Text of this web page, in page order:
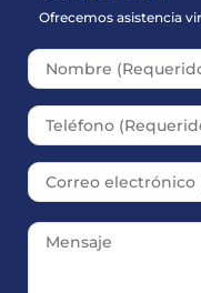
Ofrecemos asistencia